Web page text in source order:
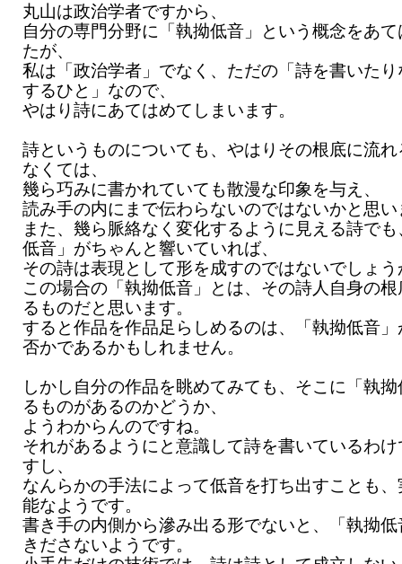
丸山は政治学者ですから、
自分の専門分野に「執拗低音」という概念をあ
たが、
私は「政治学者」でなく、ただの「詩を書いた
するひと」なので、
やはり詩にあてはめてしまいます。
詩というものについても、やはりその根底に流
なくては、
幾ら巧みに書かれていても散漫な印象を与え、
読み手の内にまで伝わらないのではないかと思い
また、幾ら脈絡なく変化するように見える詩で
低音」がちゃんと響いていれば、
その詩は表現として形を成すのではないでしょう
この場合の「執拗低音」とは、その詩人自身の
るものだと思います。
すると作品を作品足らしめるのは、「執拗低音
否かであるかもしれません。
しかし自分の作品を眺めてみても、そこに「執
るものがあるのかどうか、
ようわからんのですね。
それがあるようにと意識して詩を書いているわ
すし、
なんらかの手法によって低音を打ち出すことも
能なようです。
書き手の内側から滲み出る形でないと、「執拗
きださないようです。